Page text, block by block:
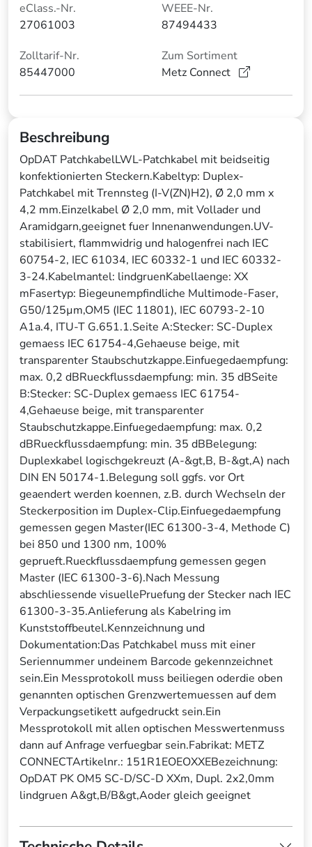
eClass.-Nr.
27061003
WEEE-Nr.
87494433
Zolltarif-Nr.
85447000
Zum Sortiment
Metz Connect
Beschreibung
OpDAT PatchkabelLWL-Patchkabel mit beidseitig
konfektionierten Steckern.Kabeltyp: Duplex-
Patchkabel mit Trennsteg (I-V(ZN)H2), Ø 2,0 mm x
4,2 mm.Einzelkabel Ø 2,0 mm, mit Vollader und
Aramidgarn,geeignet fuer Innenanwendungen.UV-
stabilisiert, flammwidrig und halogenfrei nach IEC
60754-2, IEC 61034, IEC 60332-1 und IEC 60332-
3-24.Kabelmantel: lindgruenKabellaenge: XX
mFasertyp: Biegeunempfindliche Multimode-Faser,
G50/125µm,OM5 (IEC 11801), IEC 60793-2-10
A1a.4, ITU-T G.651.1.Seite A:Stecker: SC-Duplex
gemaess IEC 61754-4,Gehaeuse beige, mit
transparenter Staubschutzkappe.Einfuegedaempfung:
max. 0,2 dBRueckflussdaempfung: min. 35 dBSeite
B:Stecker: SC-Duplex gemaess IEC 61754-
4,Gehaeuse beige, mit transparenter
Staubschutzkappe.Einfuegedaempfung: max. 0,2
dBRueckflussdaempfung: min. 35 dBBelegung:
Duplexkabel logischgekreuzt (A-&gt,B, B-&gt,A) nach
DIN EN 50174-1.Belegung soll ggfs. vor Ort
geaendert werden koennen, z.B. durch Wechseln der
Steckerposition im Duplex-Clip.Einfuegedaempfung
gemessen gegen Master(IEC 61300-3-4, Methode C)
bei 850 und 1300 nm, 100%
geprueft.Rueckflussdaempfung gemessen gegen
Master (IEC 61300-3-6).Nach Messung
abschliessende visuellePruefung der Stecker nach IEC
61300-3-35.Anlieferung als Kabelring im
Kunststoffbeutel.Kennzeichnung und
Dokumentation:Das Patchkabel muss mit einer
Seriennummer undeinem Barcode gekennzeichnet
sein.Ein Messprotokoll muss beiliegen oderdie oben
genannten optischen Grenzwertemuessen auf dem
Verpackungsetikett aufgedruckt sein.Ein
Messprotokoll mit allen optischen Messwertenmuss
dann auf Anfrage verfuegbar sein.Fabrikat: METZ
CONNECTArtikelnr.: 151R1EOEOXXEBezeichnung:
OpDAT PK OM5 SC-D/SC-D XXm, Dupl. 2x2,0mm
lindgruen A&gt,B/B&gt,Aoder gleich geeignet